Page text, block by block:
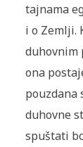
tajnama
i o Zemlji.
duhovnim
ona
pouzdana
duhovne
spuštati